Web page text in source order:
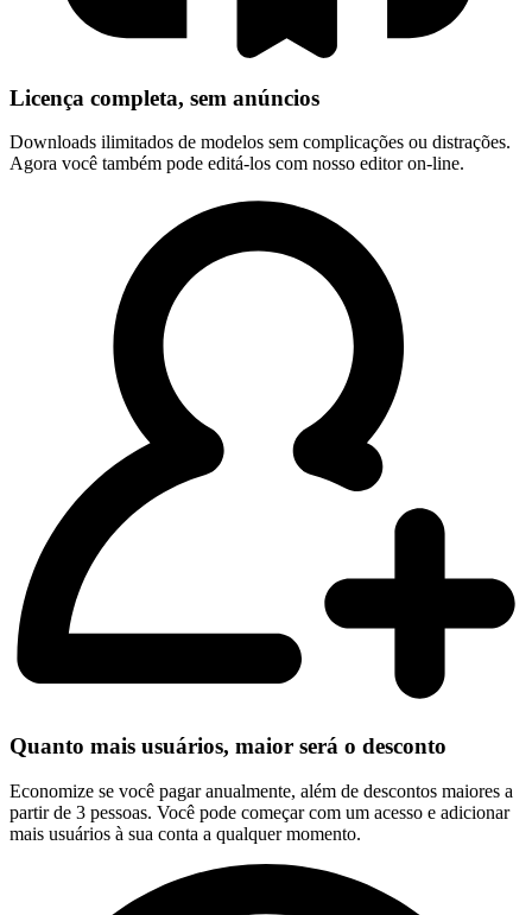
Licença completa, sem anúncios
Downloads ilimitados de modelos sem complicações ou distrações.
Agora você também pode editá-los com nosso editor on-line.
Quanto mais usuários, maior será o desconto
Economize se você pagar anualmente, além de descontos maiores a
partir de 3 pessoas. Você pode começar com um acesso e adicionar
mais usuários à sua conta a qualquer momento.